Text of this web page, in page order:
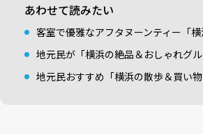
あわせて読みたい
客室で優雅なアフタヌーンティー「
地元民が「横浜の絶品＆おしゃれグ
地元民おすすめ「横浜の散歩＆買い